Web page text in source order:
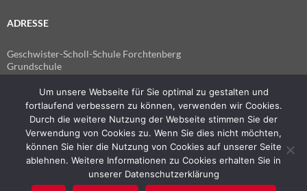
ADRESSE
Geschwister-Scholl-Schule Forchtenberg
Grundschule
Im Spitzen 4
74670 Forchtenberg
Telefon: 07947 7741
Fax: 07947 940555
E-Mail:
poststelle@04115186.schule.bwl.de
Um unsere Webseite für Sie optimal zu gestalten und
fortlaufend verbessern zu können, verwenden wir Cookies.
Durch die weitere Nutzung der Webseite stimmen Sie der
Verwendung von Cookies zu. Wenn Sie dies nicht möchten,
können Sie hier die Nutzung von Cookies auf unserer Seite
ablehnen. Weitere Informationen zu Cookies erhalten Sie in
unserer Datenschutzerklärung